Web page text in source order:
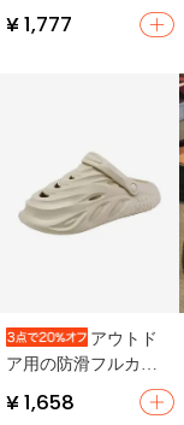
用・防臭・防滑・ビ
ーチ用】
¥ 1,777
アウトド
ア用の防滑フルカバ
ーサンダル【夏用・
軽量・快適】
¥ 1,658